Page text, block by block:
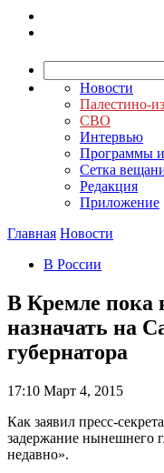
Новости
Палестино-
СВО
Интервью
Программы
Сетка
Редакция
Приложение
Главная Новости
В России
В Кремле пока
назначать на
губернатора
17:10 Март 4, 2015
Как заявил пресс-
задержание нынешнего
недавно».